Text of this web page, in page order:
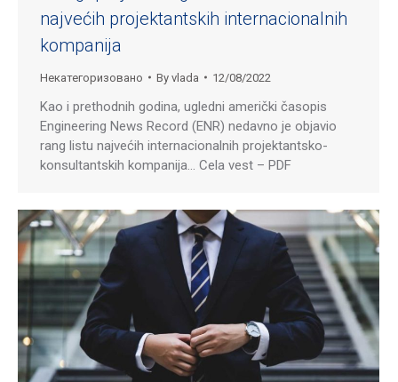
najvećih projektantskih internacionalnih
kompanija
Некатегоризовано By vlada 12/08/2022
Kao i prethodnih godina, ugledni američki časopis
Engineering News Record (ENR) nedavno je objavio
rang listu najvećih internacionalnih projektantsko-
konsultantskih kompanija… Cela vest – PDF